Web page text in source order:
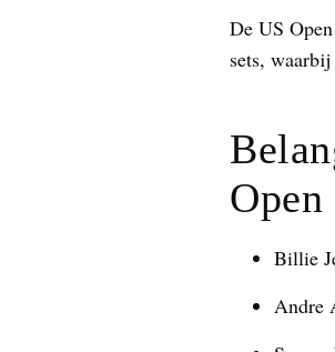
De US
sets,
Open
Billie
Andre